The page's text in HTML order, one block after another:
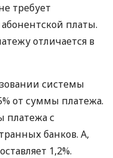
требует
платы.
отличается в
системы
от суммы платежа.
платежа с
банков. А,
1,2%.